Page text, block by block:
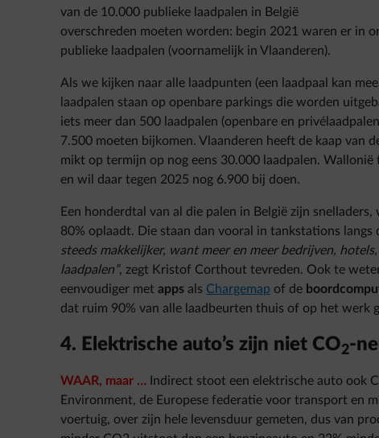
van de 10.000 publieke laadpalen in België
overschreden moeten worden: begin 2021 waren er in
publieke laadpalen (voornamelijk in Vlaanderen).
Als we kijken naar alle laadpunten (een laadpaal kan
laadpalen staan op openbare parkings die worden
iets meer dan 500 laadpalen (openbare en
7.500 moeten bijkomen. Vlaanderen heeft de kaap van
mikt op termijn op nog eens 30.000 laadpalen.
en wil daar tegen 2025 nog 6.900 bij doen.
Een honderdtal van al die palen in België zijn
80% oplaadt. Die staan dan vooral in tankstations langs
steeds makkelijker, want meer en meer bedrijven,
laadpalen”, zegt Kristof Corthout tevreden. Ook te
eenvoudiger met apps als Chargemap of de
dat ruim 90% van alle laadbeurten thuis of op het werk
4. Elektrische auto’s zijn niet CO2-
WAAR, maar … Indirect stoot een elektrische auto ook
Environment, de Europese federatie voor transport en
voertuig, over zijn hele levensduur gemeten, dus van